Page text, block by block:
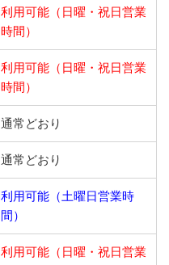
利用可能（日曜・祝日営業
時間）
利用可能（日曜・祝日営業
時間）
通常どおり
通常どおり
利用可能（土曜日営業時
間）
利用可能（日曜・祝日営業